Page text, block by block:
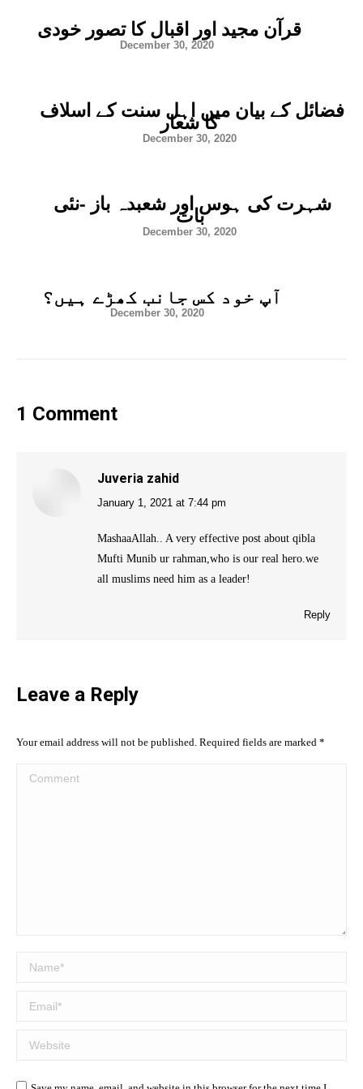
قرآن مجید اور اقبال کا تصور خودی
December 30, 2020
کا شعار
December 30, 2020
بات
December 30, 2020
آپ خود کس جانب کھڑے ہیں؟
December 30, 2020
1 Comment
Juveria zahid
says:
January 1, 2021 at 7:44 pm
MashaaAllah.. A very effective post about qibla
Mufti Munib ur rahman,who is our real hero.we
all muslims need him as a leader!
Reply
Leave a Reply
Your email address will not be published. Required fields are marked *
Comment
Name *
Email *
Website